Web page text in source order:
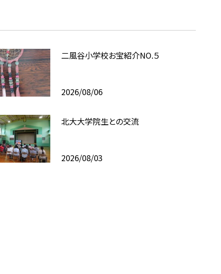
二風谷小学校お宝紹介NO.５
2026/08/06
北大大学院生との交流
2026/08/03